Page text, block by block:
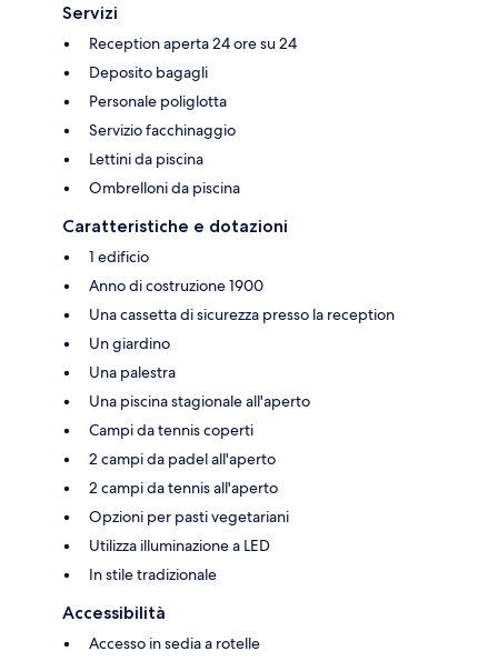
Servizi
Reception aperta 24 ore su 24
Deposito bagagli
Personale poliglotta
Servizio facchinaggio
Lettini da piscina
Ombrelloni da piscina
Caratteristiche e dotazioni
1 edificio
Anno di costruzione 1900
Una cassetta di sicurezza presso la reception
Un giardino
Una palestra
Una piscina stagionale all'aperto
Campi da tennis coperti
2 campi da padel all'aperto
2 campi da tennis all'aperto
Opzioni per pasti vegetariani
Utilizza illuminazione a LED
In stile tradizionale
Accessibilità
Accesso in sedia a rotelle